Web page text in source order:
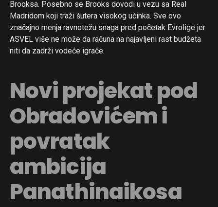
Brooksa. Posebno se Brooks dovodi u vezu sa Real
Madridom koji traži šutera visokog učinka. Sve ovo
značajno menja ravnotežu snaga pred početak Evrolige jer
ASVEL više ne može da računa na najavljeni rast budžeta
niti da zadrži vodeće igrače.
Novi projekat pod
Obradovićem i
povratak
ambicija
Panathinaikosa